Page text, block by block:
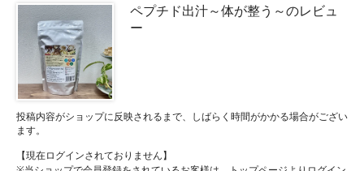
ペプチド出汁～体が整う～のレビュ
ー
投稿内容がショップに反映されるまで、しばらく時間がかかる場合がござい
ます。
【現在ログインされておりません】